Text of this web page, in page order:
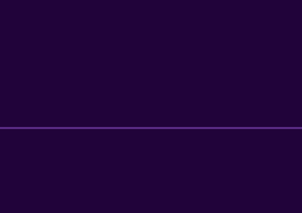
bañera o ducha, albornoces,
Los servicios para personas